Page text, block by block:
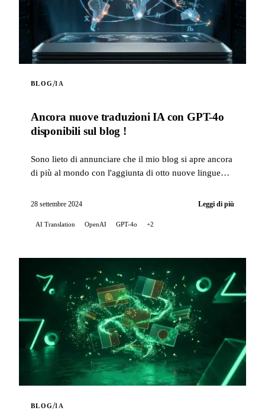
BLOG/IA
Ancora nuove traduzioni IA con GPT-4o
disponibili sul blog !
Sono lieto di annunciare che il mio blog si apre ancora
di più al mondo con l'aggiunta di otto nuove lingue
28 settembre 2024 Leggi di più
AI Translation OpenAI GPT-4o +2
BLOG/IA